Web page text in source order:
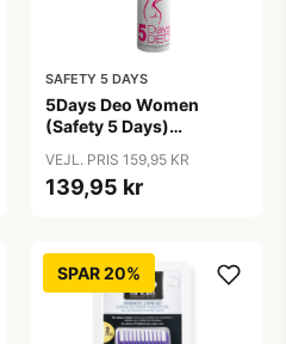
SAFETY 5 DAYS
5Days Deo Women
(Safety 5 Days)
VEJL. PRIS 159,95 KR
139,95 kr
SPAR 20%